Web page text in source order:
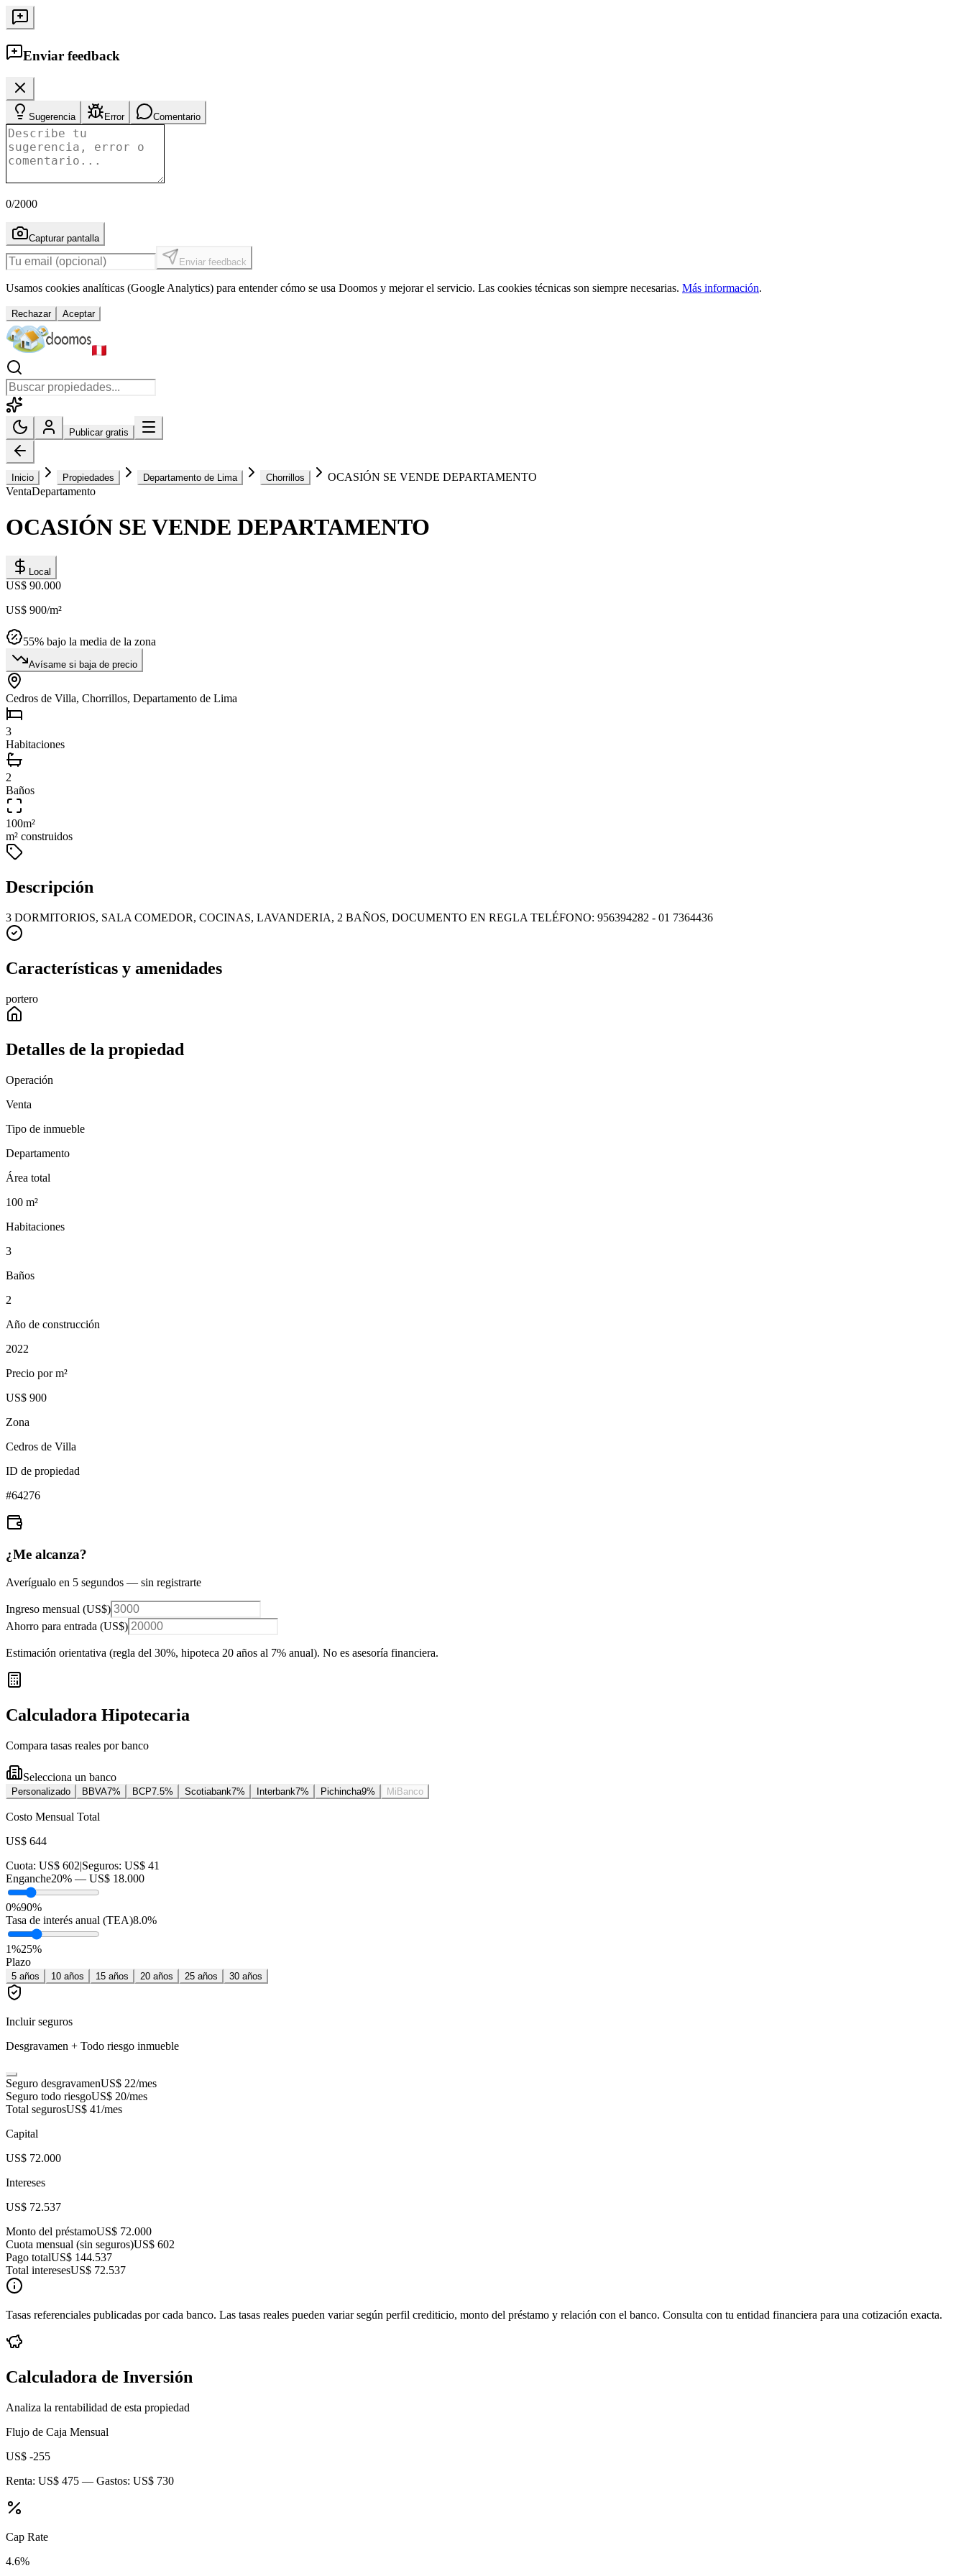
Enviar feedback
Sugerencia Error Comentario
0/2000
Capturar pantalla
Enviar feedback
Usamos cookies analíticas (Google Analytics) para entender cómo se usa Doomos y mejorar el servicio. Las cookies técnicas son siempre necesarias. Más información.
Rechazar Aceptar
Publicar gratis
Inicio Propiedades Departamento de Lima Chorrillos
OCASIÓN SE VENDE DEPARTAMENTO
VentaDepartamento
OCASIÓN SE VENDE DEPARTAMENTO
Local
US$ 90.000
US$ 900/m²
55% bajo la media de la zona
Avísame si baja de precio
Cedros de Villa, Chorrillos, Departamento de Lima
3
Habitaciones
2
Baños
100m²
m² construidos
Descripción
3 DORMITORIOS, SALA COMEDOR, COCINAS, LAVANDERIA, 2 BAÑOS, DOCUMENTO EN REGLA TELÉFONO: 956394282 - 01 7364436
Características y amenidades
portero
Detalles de la propiedad
Operación
Venta
Tipo de inmueble
Departamento
Área total
100 m²
Habitaciones
3
Baños
2
Año de construcción
2022
Precio por m²
US$ 900
Zona
Cedros de Villa
ID de propiedad
#64276
¿Me alcanza?
Averígualo en 5 segundos — sin registrarte
Ingreso mensual (US$)
Ahorro para entrada (US$)
Estimación orientativa (regla del 30%, hipoteca 20 años al 7% anual). No es asesoría financiera.
Calculadora Hipotecaria
Compara tasas reales por banco
Selecciona un banco
Personalizado BBVA7% BCP7.5% Scotiabank7% Interbank7% Pichincha9% MiBanco
Costo Mensual Total
US$ 644
Cuota: US$ 602|Seguros: US$ 41
Enganche20% — US$ 18.000
0%90%
Tasa de interés anual (TEA)8.0%
1%25%
Plazo
5 años 10 años 15 años 20 años 25 años 30 años
Incluir seguros
Desgravamen + Todo riesgo inmueble
Seguro desgravamenUS$ 22/mes
Seguro todo riesgoUS$ 20/mes
Total segurosUS$ 41/mes
Capital
US$ 72.000
Intereses
US$ 72.537
Monto del préstamoUS$ 72.000
Cuota mensual (sin seguros)US$ 602
Pago totalUS$ 144.537
Total interesesUS$ 72.537
Tasas referenciales publicadas por cada banco. Las tasas reales pueden variar según perfil crediticio, monto del préstamo y relación con el banco. Consulta con tu entidad financiera para una cotización exacta.
Calculadora de Inversión
Analiza la rentabilidad de esta propiedad
Flujo de Caja Mensual
US$ -255
Renta: US$ 475 — Gastos: US$ 730
Cap Rate
4.6%